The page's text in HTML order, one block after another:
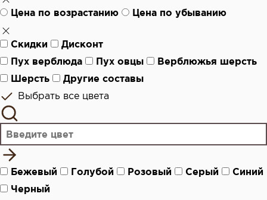
Цена по возрастанию Цена по убыванию
Скидки
Дисконт
Пух верблюда
Пух овцы
Верблюжья шерсть
Шерсть
Другие составы
Выбрать все цвета
Бежевый Голубой Розовый Серый
Синий
Черный